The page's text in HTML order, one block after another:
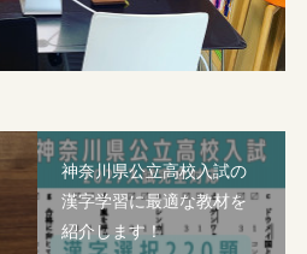
神奈川県公立高校入試の
漢字学習に最適な教材を
紹介します！